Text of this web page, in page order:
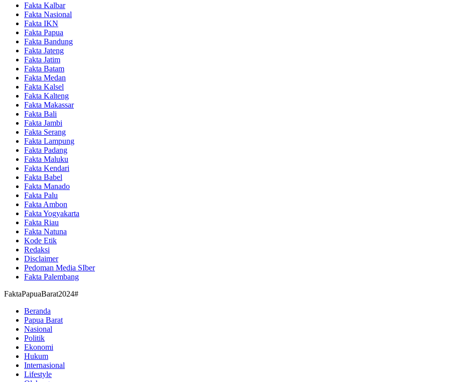
Fakta Kalbar
Fakta Nasional
Fakta IKN
Fakta Papua
Fakta Bandung
Fakta Jateng
Fakta Jatim
Fakta Batam
Fakta Medan
Fakta Kalsel
Fakta Kalteng
Fakta Makassar
Fakta Bali
Fakta Jambi
Fakta Serang
Fakta Lampung
Fakta Padang
Fakta Maluku
Fakta Kendari
Fakta Babel
Fakta Manado
Fakta Palu
Fakta Ambon
Fakta Yogyakarta
Fakta Riau
Fakta Natuna
Kode Etik
Redaksi
Disclaimer
Pedoman Media SIber
Fakta Palembang
FaktaPapuaBarat2024#
Beranda
Papua Barat
Nasional
Politik
Ekonomi
Hukum
Internasional
Lifestyle